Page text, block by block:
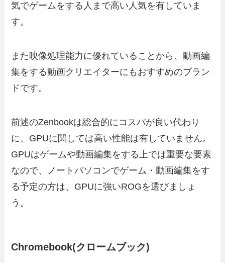
気でゲームをする人まで高い人気を有していま
す。
また映像処理能力に優れていることから、動画編
集をする動画クリエイターにもおすすめのブラン
ドです。
前述のZenbookは総合的にコスパが良い代わり
に、GPUに関しては高い性能は有していません。
GPUはゲームや動画編集をする上では重要な要素
なので、ノートパソコンでゲーム・動画編集をす
る予定の方は、GPUに強いROGを選びましょ
う。
Chromebook(クロームブック)